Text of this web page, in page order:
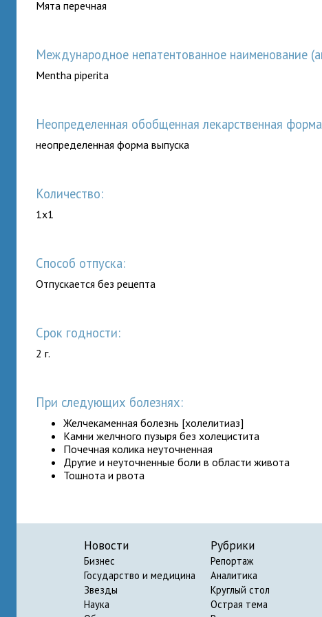
Мята перечная
Международное непатентованное наименование
Mentha piperita
неопределенная обобщенная лекарственная
неопределенная форма выпуска
Количество:
1x1
Способ отпуска:
Отпускается без рецепта
Срок годности:
2 г.
При следующих болезнях:
Желчекаменная болезнь [холелитиаз]
Камни желчного пузыря без холецистита
Почечная колика неуточненная
Другие и неуточненные боли в области живота
Тошнота и рвота
Новости
Бизнес
Государство и медицина
Звезды
Наука
Рубрики
Репортаж
Аналитика
Круглый стол
Острая тема